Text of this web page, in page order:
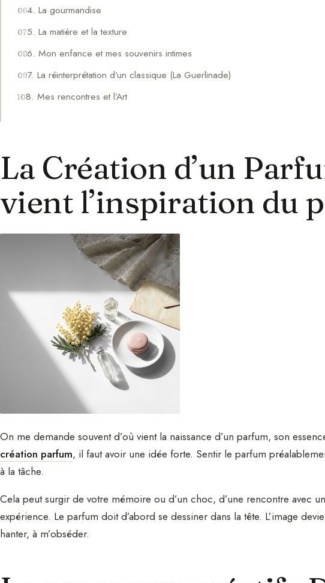
4. La gourmandise
5. La matière et la texture
6. Mon enfance et mes souvenirs intimes
7. La réinterprétation d’un classique (La Guerlinade)
8. Mes rencontres et l’Art
La Création d’un
vient l’inspiration du
On me demande souvent d’où vient la naissance d’un parfum, son
création parfum, il faut avoir une idée forte. Sentir le parfum
à la tâche.
Cela peut surgir de votre mémoire ou d’un choc, d’une rencontre avec
expérience. Le parfum doit d’abord se dessiner dans la tête. L’image
hanter, à m’obséder.